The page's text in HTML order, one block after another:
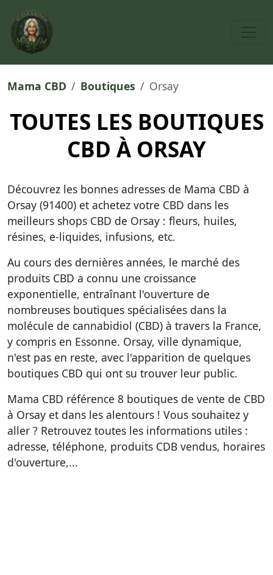
Mama CBD Boutiques Orsay
TOUTES LES BOUTIQUES
CBD À ORSAY
Découvrez les bonnes adresses de Mama CBD à
Orsay (91400) et achetez votre CBD dans les
meilleurs shops CBD de Orsay : fleurs, huiles,
résines, e-liquides, infusions, etc.
Au cours des dernières années, le marché des
produits CBD a connu une croissance
exponentielle, entraînant l'ouverture de
nombreuses boutiques spécialisées dans la
molécule de cannabidiol (CBD) à travers la France,
y compris en Essonne. Orsay, ville dynamique,
n'est pas en reste, avec l'apparition de quelques
boutiques CBD qui ont su trouver leur public.
Mama CBD référence 8 boutiques de vente de CBD
à Orsay et dans les alentours ! Vous souhaitez y
aller ? Retrouvez toutes les informations utiles :
adresse, téléphone, produits CDB vendus, horaires
d'ouverture,...